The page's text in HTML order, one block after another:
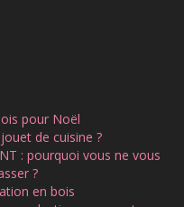
pour Noël
de cuisine ?
: pourquoi vous ne vous
?
en bois